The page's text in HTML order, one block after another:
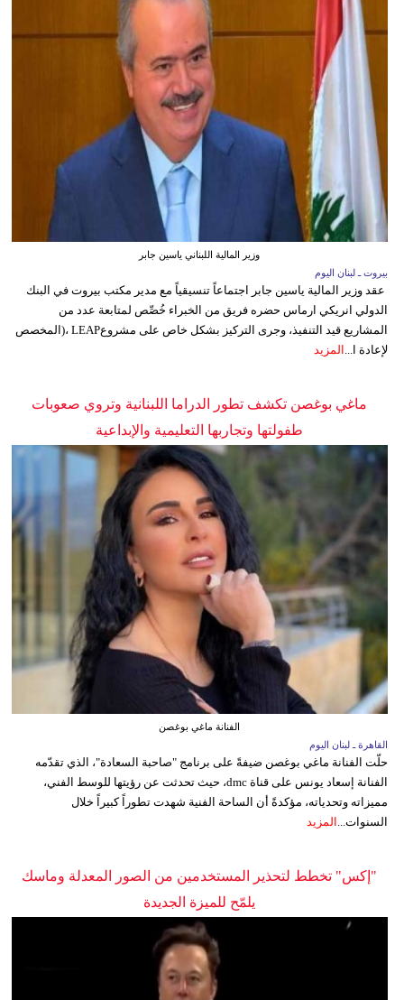
وزير المالية اللبناني ياسين جابر
بيروت ـ لبنان اليوم
عقد وزير المالية ياسين جابر اجتماعاً تنسيقياً مع مدير مكتب بيروت في البنك
الدولي انريكي ارماس حضره فريق من الخبراء خُصِّص لمتابعة عدد من
المشاريع قيد التنفيذ، وجرى التركيز بشكل خاص على مشروعLEAP ،(المخصص
لإعادة ا... المزيد
ماغي بوغصن تكشف تطور الدراما اللبنانية وتروي صعوبات
طفولتها وتجاربها التعليمية والإبداعية
الفنانة ماغي بوغصن
القاهرة ـ لبنان اليوم
حلّت الفنانة ماغي بوغصن ضيفةً على برنامج "صاحبة السعادة"، الذي تقدّمه
الفنانة إسعاد يونس على قناة dmc، حيث تحدثت عن رؤيتها للوسط الفني،
مميزاته وتحدياته، مؤكدةً أن الساحة الفنية شهدت تطوراً كبيراً خلال
السنوات... المزيد
"إكس" تخطط لتحذير المستخدمين من الصور المعدلة وماسك
يلمّح للميزة الجديدة